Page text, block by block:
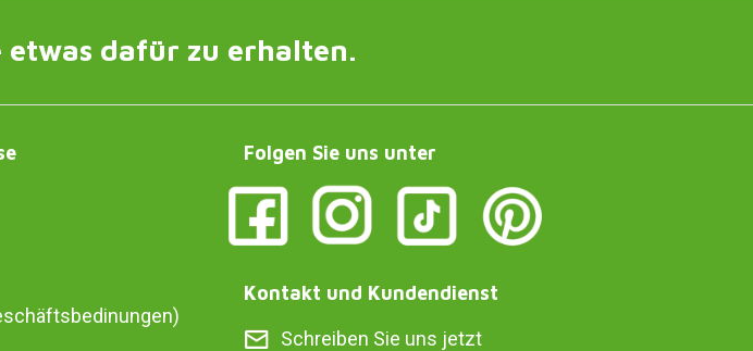
etwas dafür zu erhalten.
Folgen Sie uns unter
Kontakt und Kundendienst
Schreiben Sie uns jetzt